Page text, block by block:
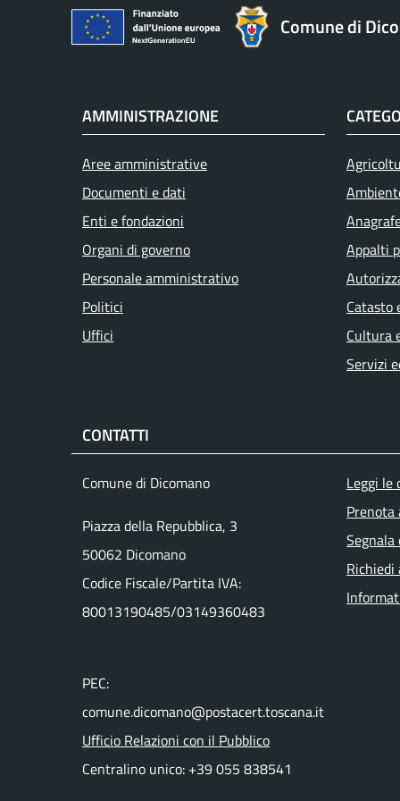
Comune di
AMMINISTRAZIONE
Aree amministrative
Documenti e dati
Enti e fondazioni
Organi di governo
Personale amministrativo
Politici
Uffici
Appalti
Catasto
Cultura
Servizi
CONTATTI
Comune di Dicomano
Piazza della Repubblica, 3
50062 Dicomano
Codice Fiscale/Partita IVA:
80013190485/03149360483
PEC:
comune.dicomano@postacert.toscana.it
Ufficio Relazioni con il Pubblico
Centralino unico: +39 055 838541
Leggi le
Richiedi